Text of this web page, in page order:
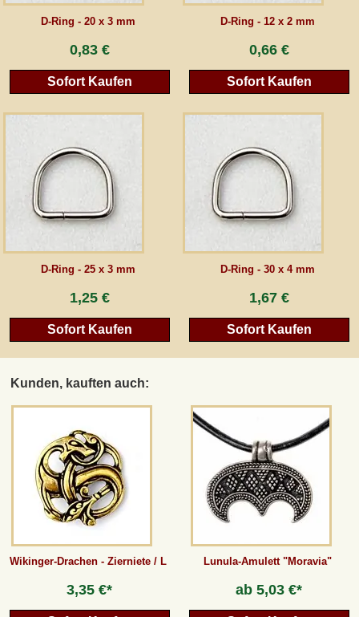
D-Ring - 20 x 3 mm
0,83 €
Sofort Kaufen
D-Ring - 12 x 2 mm
0,66 €
Sofort Kaufen
D-Ring - 25 x 3 mm
1,25 €
Sofort Kaufen
D-Ring - 30 x 4 mm
1,67 €
Sofort Kaufen
Kunden, kauften auch:
Wikinger-Drachen - Zierniete / L
3,35 €*
Lunula-Amulett "Moravia"
ab5,03 €*
Newsletter
Vertrag wiederrufen
eventueller Zölle (bei Nicht-EU-Ländern). Durchgestrichene Preise entsprechen dem
bisherigen Preis bei peraperis.com.
Zur klassischen Website